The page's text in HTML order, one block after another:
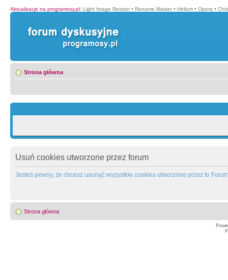
Aktualizacje na programosy.pl: Light Image Resizer • Rename Master • Helium • Opera •
Strona główna
Usuń cookies utworzone przez forum
Jesteś pewny, że chcesz usunąć wszystkie cookies utworzone przez to
Strona główna